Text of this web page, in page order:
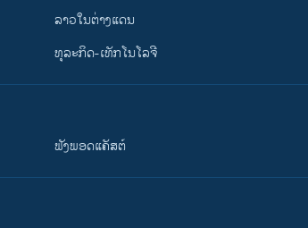
ລາວໃນຕ່າງແດນ
ທຸລະກິດ-ເທັກໂນໂລຈີ
ຟັງພອດແຄັສຕ໌